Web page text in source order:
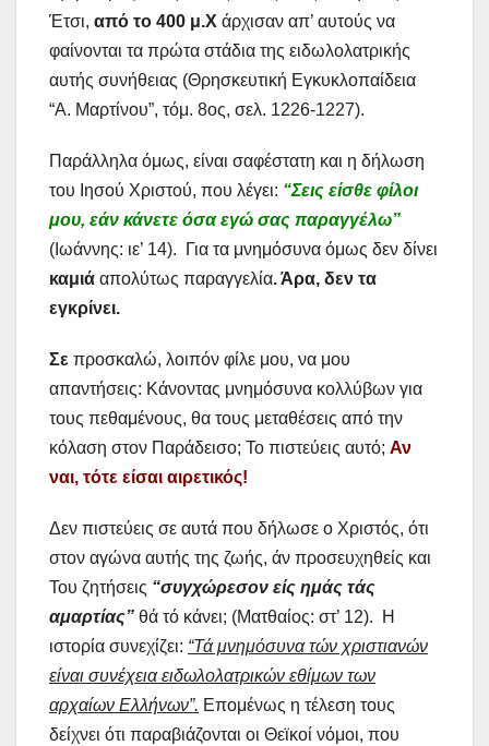
Έτσι, από το 400 μ.Χ άρχισαν απ’ αυτούς να
φαίνονται τα πρώτα στάδια της ειδωλολατρικής
αυτής συνήθειας (Θρησκευτική Εγκυκλοπαίδεια
“Α. Μαρτίνου”, τόμ. 8ος, σελ. 1226-1227).
Παράλληλα όμως, είναι σαφέστατη και η δήλωση
του Ιησού Χριστού, που λέγει: “Σεις είσθε φίλοι
μου, εάν κάνετε όσα εγώ σας παραγγέλω”
(Ιωάννης: ιε’ 14). Για τα μνημόσυνα όμως δεν δίνει
καμιά απολύτως παραγγελία. Άρα, δεν τα
εγκρίνει.
Σε προσκαλώ, λοιπόν φίλε μου, να μου
απαντήσεις: Κάνοντας μνημόσυνα κολλύβων για
τους πεθαμένους, θα τους μεταθέσεις από την
κόλαση στον Παράδεισο; Το πιστεύεις αυτό; Αν
ναι, τότε είσαι αιρετικός!
Δεν πιστεύεις σε αυτά που δήλωσε ο Χριστός, ότι
στον αγώνα αυτής της ζωής, άν προσευχηθείς και
Του ζητήσεις “συγχώρεσον είς ημάς τάς
αμαρτίας” θά τό κάνει; (Ματθαίος: στ’ 12). Η
ιστορία συνεχίζει: “Τά μνημόσυνα τών χριστιανών
είναι συνέχεια ειδωλολατρικών εθίμων των
αρχαίων Ελλήνων”. Επομένως η τέλεση τους
δείχνει ότι παραβιάζονται οι Θεϊκοί νόμοι, που